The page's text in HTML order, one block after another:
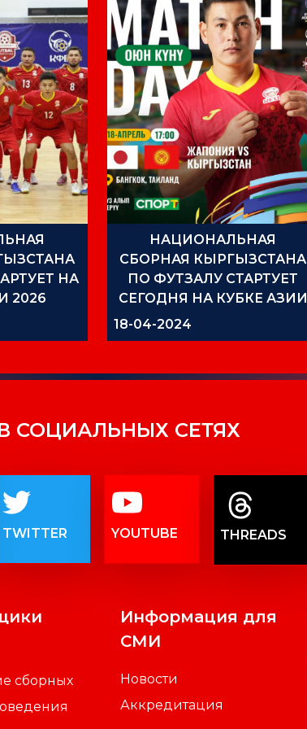
НА
2026
НАЦИОНАЛЬНАЯ
СБОРНАЯ КЫРГЫЗСТАНА
ПО ФУТЗАЛУ СТАРТУЕТ
СЕГОДНЯ НА КУБКЕ АЗИИ
18-04-2024
СОЦИАЛЬНЫХ СЕТЯХ
TWITTER YOUTUBE THREADS
сборных
Информация для
СМИ
Новости
Аккредитация